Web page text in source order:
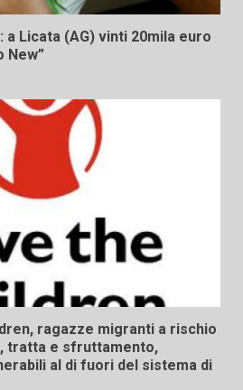
a Licata (AG) vinti 20mila euro
New”
ragazze migranti a rischio
tratta e sfruttamento,
al di fuori del sistema di